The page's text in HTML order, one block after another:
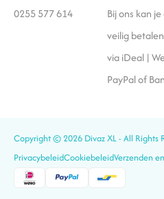
0255 577 614
Bij ons kan
veilig betalen
via iDeal |
PayPal of
Copyright © 2026 Divaz XL - All Rights
PrivacybeleidCookiebeleidVerzenden